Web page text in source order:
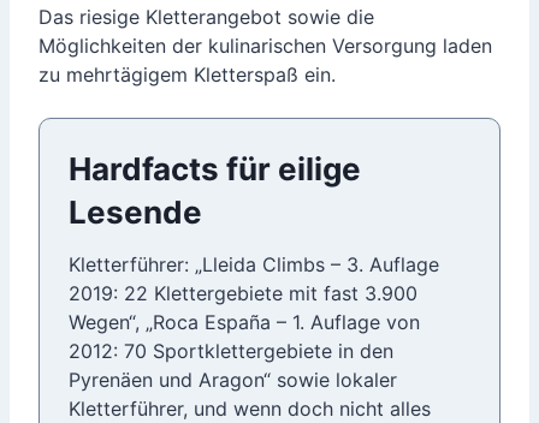
Das riesige Kletterangebot sowie die
Möglichkeiten der kulinarischen Versorgung laden
zu mehrtägigem Kletterspaß ein.
Hardfacts für eilige
Lesende
Kletterführer: „Lleida Climbs – 3. Auflage
2019: 22 Klettergebiete mit fast 3.900
Wegen“, „Roca España – 1. Auflage von
2012: 70 Sportklettergebiete in den
Pyrenäen und Aragon“ sowie lokaler
Kletterführer, und wenn doch nicht alles